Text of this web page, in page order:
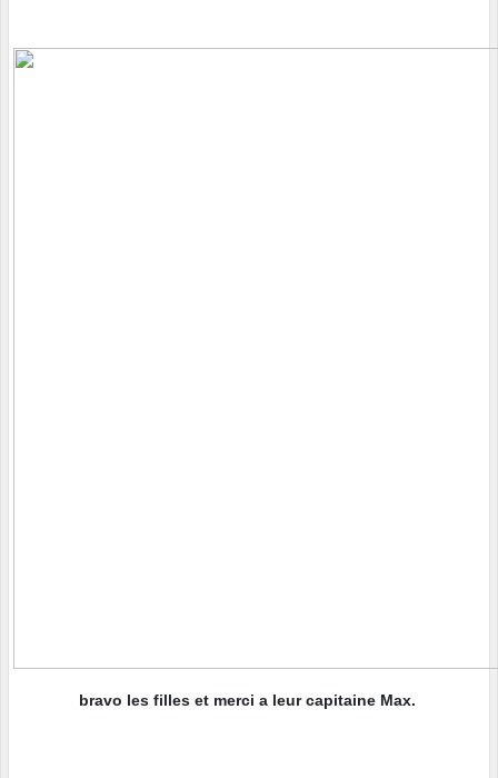
bravo les filles et merci a leur capitaine Max.